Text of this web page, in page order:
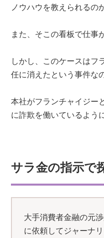
ノウハウを教えられるの
また、そこの看板で仕事
しかし、このケースはフ
任に消えたという事件な
本社がフランチャイジー
に詐欺を働いているよう
サラ金の指示で
大手消費者金融の元
に依頼してジャーナ